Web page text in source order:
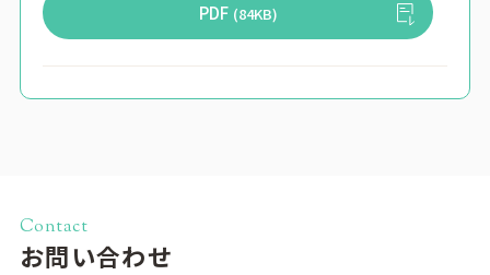
PDF (84KB)
Contact
お問い合わせ